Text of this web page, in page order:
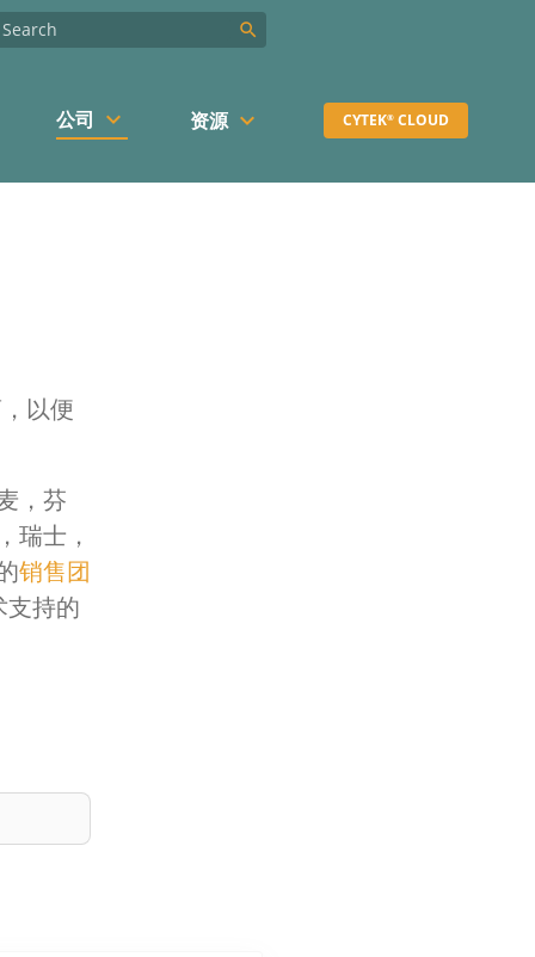
search
公司 keyboard_arrow_down 资源 keyboard_arrow_down CYTEK® CLOUD
以便
，芬
瑞士，
销售团
持的